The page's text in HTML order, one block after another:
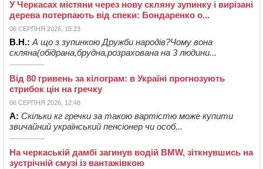
У Черкасах містяни через нову скляну зупинку і вирізані
дерева потерпають від спеки: Бондаренко о...
06 СЕРПНЯ 2026, 15:23
В.Н.: А що з зупинкою Дружби народів?Чому вона
скляна(обідрана,брудна,розрахована на 3 людини...
Від 80 гривень за кілограм: в Україні прогнозують
стрибок цін на гречку
06 СЕРПНЯ 2026, 12:48
А: Скільки кг гречки за такою вартістю може купити
звичайний український пенсіонер чи особ...
На черкаській дамбі загинув водій BMW, зіткнувшись на
зустрічній смузі із вантажівкою